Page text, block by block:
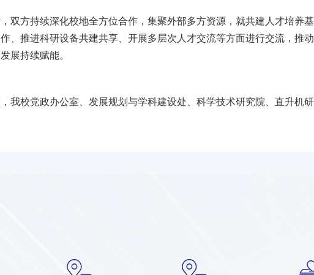
双方持续深化校地全方位合作，集聚外部多方资源，就共建人才培养
、推进科研设备共建共享、开展多层次人才交流等方面进行交流，推
展持续赋能。
我校党政办公室、发展规划与学科建设处、科学技术研究院、直升机